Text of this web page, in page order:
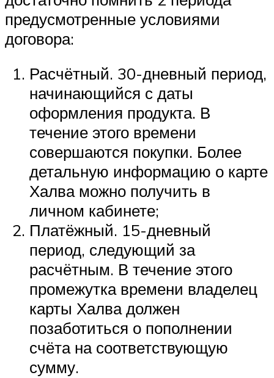
предусмотренные условиями
договора:
Расчётный. 30-дневный период,
начинающийся с даты
оформления продукта. В
течение этого времени
совершаются покупки. Более
детальную информацию о карте
Халва можно получить в
личном кабинете;
Платёжный. 15-дневный
период, следующий за
расчётным. В течение этого
промежутка времени владелец
карты Халва должен
позаботиться о пополнении
счёта на соответствующую
сумму.